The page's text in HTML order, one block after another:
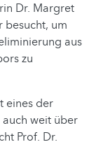
Dr. Margret
besucht, um
aus
zu
eines der
weit über
Prof. Dr.